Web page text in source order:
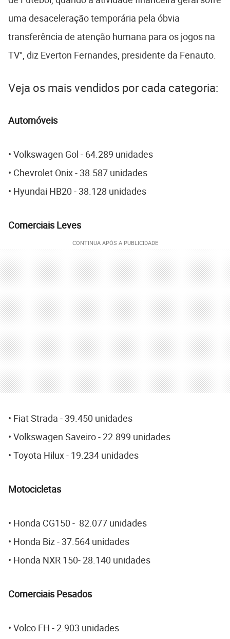
uma desaceleração temporária pela óbvia
transferência de atenção humana para os jogos na
TV", diz Everton Fernandes, presidente da Fenauto.
Veja os mais vendidos por cada categoria:
Automóveis
• Volkswagen Gol - 64.289 unidades
• Chevrolet Onix - 38.587 unidades
• Hyundai HB20 - 38.128 unidades
Comerciais Leves
• Fiat Strada - 39.450 unidades
• Volkswagen Saveiro - 22.899 unidades
• Toyota Hilux - 19.234 unidades
Motocicletas
• Honda CG150 - 82.077 unidades
• Honda Biz - 37.564 unidades
• Honda NXR 150- 28.140 unidades
Comerciais Pesados
• Volco FH - 2.903 unidades